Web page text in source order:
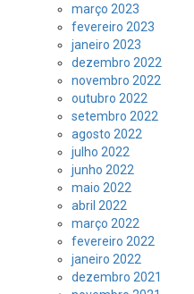
março 2023
fevereiro 2023
janeiro 2023
dezembro 2022
novembro 2022
outubro 2022
setembro 2022
agosto 2022
julho 2022
junho 2022
maio 2022
abril 2022
março 2022
fevereiro 2022
janeiro 2022
dezembro 2021